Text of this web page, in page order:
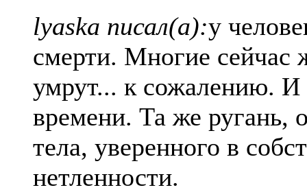
lyaska писал(а):у
смерти. Многие сейчас
умрут... к сожалению.
времени. Та же ругань,
тела, уверенного в
нетленности.